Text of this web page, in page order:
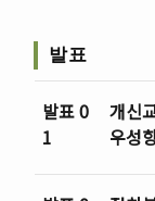
발표
발표 0
1
개신
우성